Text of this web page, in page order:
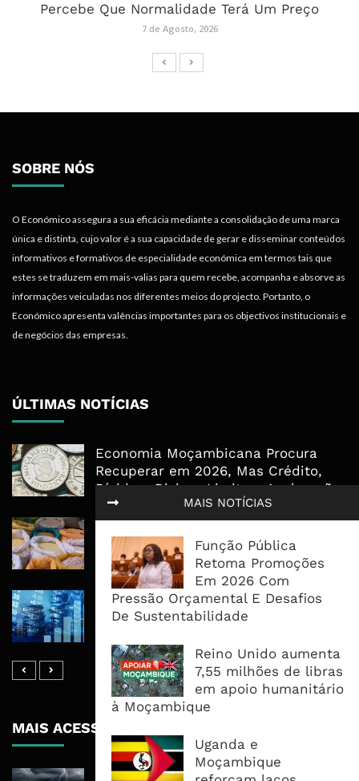
MAIS NOTÍCIAS
Função Pública
Retoma Promoções
Em 2026 Com
Pressão Orçamental E Desafios
De Sustentabilidade
Reino Unido aumenta
7,55 milhões de libras
em apoio humanitário
à Moçambique
Uganda e
Moçambique
Percebe Que Normalidade Terá Um Preço
7 de Agosto, 2026
SOBRE NÓS
O Económico assegura a sua eficácia mediante a consolidação de uma marca
única e distinta, cujo valor é a sua capacidade de gerar e disseminar conteúdos
informativos e formativos de especialidade económica em termos tais que
estes se traduzem em mais-valias para quem recebe, acompanha e absorve as
informações veiculadas nos diferentes meios do projecto. Portanto, o
Económico apresenta valências importantes para os objectivos institucionais e
de negócios das empresas.
ÚLTIMAS NOTÍCIAS
Economia Moçambicana Procura
Recuperar em 2026, Mas Crédito,
Dívida e Divisas Limitam Aceleração
Nova Fase de Risco Após Meses de
Oferta Confortável
Dívida Pública Sobe Para 75,2% do
PIB e Pressão Desloca-se Para o
MAIS ACESSADOS
Tempestade Tropical GEZANI Poderá